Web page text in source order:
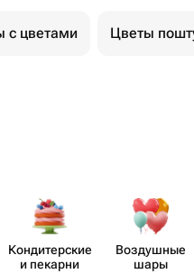
с цветами Цветы
Кондит​ерские
и пекарни
Воздушные
шары